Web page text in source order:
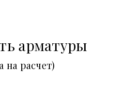
арматуры
на расчет)